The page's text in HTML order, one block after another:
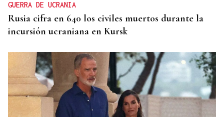
GUERRA DE UCRANIA
Rusia cifra en 640 los civiles muertos durante la
incursión ucraniana en Kursk